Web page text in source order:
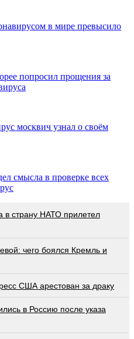
в мире превысило
попросил прощения за
москвич узнал о своём
смысла в проверке всех
в страну НАТО прилетел
чeгo бoялcя Крeмль и
США арестован за драку
в Россию после указа